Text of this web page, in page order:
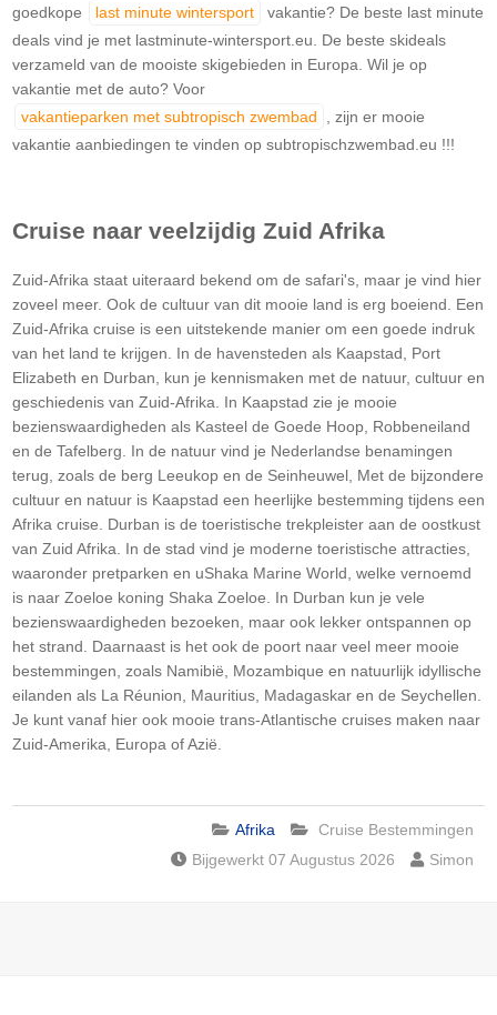
goedkope
last minute wintersport
vakantie? De beste last minute
deals vind je met lastminute-wintersport.eu. De beste skideals
verzameld van de mooiste skigebieden in Europa. Wil je op
vakantie met de auto? Voor
vakantieparken met subtropisch zwembad
, zijn er mooie
vakantie aanbiedingen te vinden op subtropischzwembad.eu !!!
Cruise naar veelzijdig Zuid Afrika
Zuid-Afrika staat uiteraard bekend om de safari's, maar je vind hier
zoveel meer. Ook de cultuur van dit mooie land is erg boeiend. Een
Zuid-Afrika cruise is een uitstekende manier om een goede indruk
van het land te krijgen. In de havensteden als Kaapstad, Port
Elizabeth en Durban, kun je kennismaken met de natuur, cultuur en
geschiedenis van Zuid-Afrika. In Kaapstad zie je mooie
bezienswaardigheden als Kasteel de Goede Hoop, Robbeneiland
en de Tafelberg. In de natuur vind je Nederlandse benamingen
terug, zoals de berg Leeukop en de Seinheuwel, Met de bijzondere
cultuur en natuur is Kaapstad een heerlijke bestemming tijdens een
Afrika cruise. Durban is de toeristische trekpleister aan de oostkust
van Zuid Afrika. In de stad vind je moderne toeristische attracties,
waaronder pretparken en uShaka Marine World, welke vernoemd
is naar Zoeloe koning Shaka Zoeloe. In Durban kun je vele
bezienswaardigheden bezoeken, maar ook lekker ontspannen op
het strand. Daarnaast is het ook de poort naar veel meer mooie
bestemmingen, zoals Namibië, Mozambique en natuurlijk idyllische
eilanden als La Réunion, Mauritius, Madagaskar en de Seychellen.
Je kunt vanaf hier ook mooie trans-Atlantische cruises maken naar
Zuid-Amerika, Europa of Azië.
Afrika
Cruise Bestemmingen
Bijgewerkt 07 Augustus 2026
Simon